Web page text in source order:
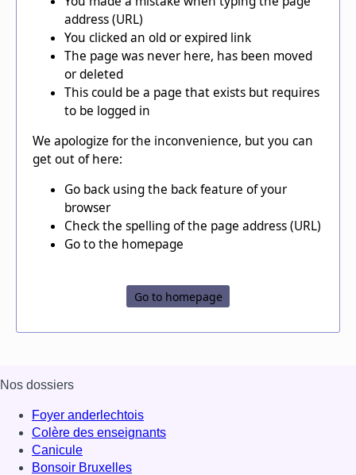
Nos dossiers
Foyer anderlechtois
Colère des enseignants
Canicule
Bonsoir Bruxelles